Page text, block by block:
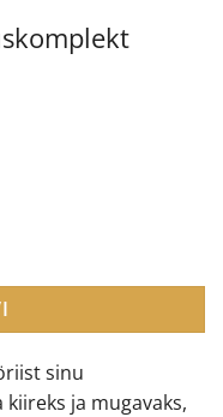
sinu
ja mugavaks,